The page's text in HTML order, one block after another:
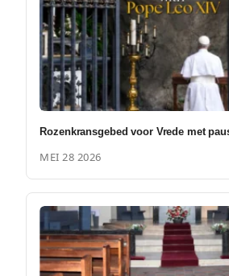
Rozenkransgebed voor Vrede met
MEI 28 2026